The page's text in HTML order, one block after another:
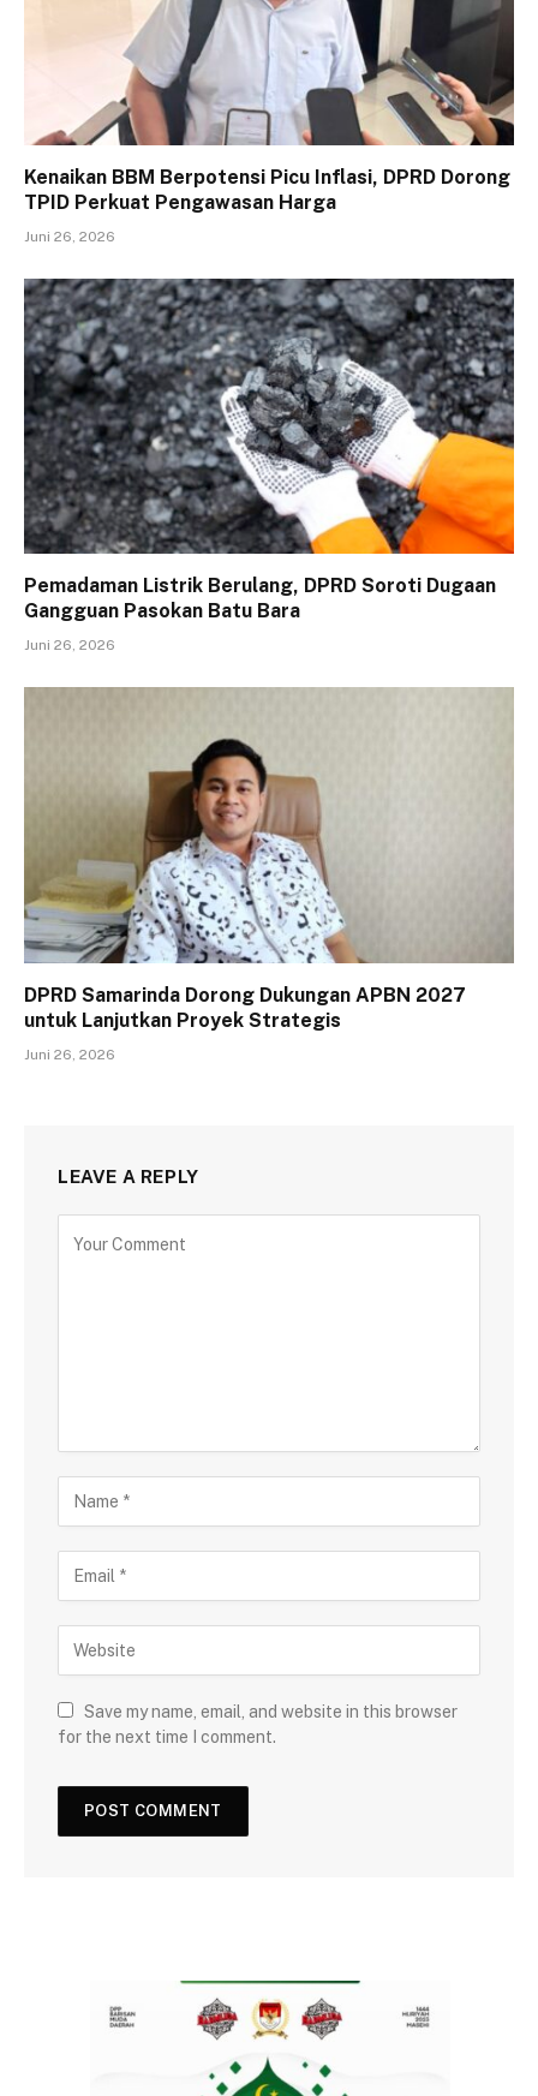
Kenaikan BBM Berpotensi Picu Inflasi, DPRD Dorong
TPID Perkuat Pengawasan Harga
Juni 26, 2026
Pemadaman Listrik Berulang, DPRD Soroti Dugaan
Gangguan Pasokan Batu Bara
Juni 26, 2026
DPRD Samarinda Dorong Dukungan APBN 2027
untuk Lanjutkan Proyek Strategis
Juni 26, 2026
LEAVE A REPLY
Save my name, email, and website in this browser
for the next time I comment.